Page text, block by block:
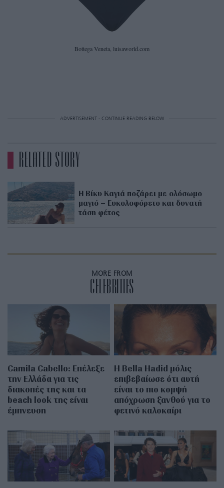
Bottega Veneta, luisaworld.com
ADVERTISEMENT - CONTINUE READING BELOW
RELATED STORY
Η Βίκυ Καγιά ποζάρει με ολόσωμο
μαγιό – Ευκολοφόρετο και δυνατή
τάση φέτος
MORE FROM
CELEBRITIES
Camila Cabello: Επέλεξε
την Ελλάδα για τις
διακοπές της και τα
beach look της είναι
έμπνευση
Η Bella Hadid μόλις
επιβεβαίωσε ότι αυτή
είναι το πιο κομψή
απόχρωση ξανθού για το
φετινό καλοκαίρι